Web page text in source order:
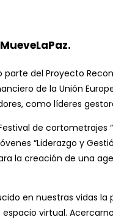
del Proyecto
de la Unión
como líderes
de
“Liderazgo y
la creación de una
en nuestras vidas la
virtual.